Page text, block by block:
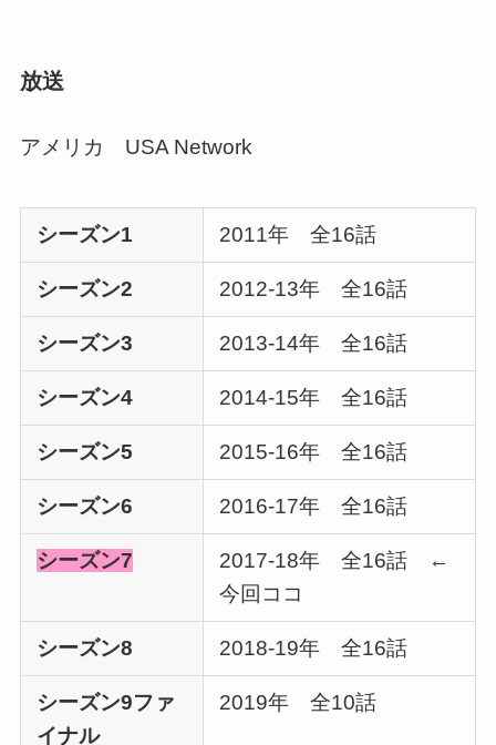
放送
アメリカ USA Network
シーズン1 2011年 全16話
シーズン2 2012-13年 全16話
シーズン3 2013-14年 全16話
シーズン4 2014-15年 全16話
シーズン5 2015-16年 全16話
シーズン6 2016-17年 全16話
シーズン7
2017-18年 全16話 ←
今回ココ
シーズン8 2018-19年 全16話
シーズン9ファ
イナル
2019年 全10話